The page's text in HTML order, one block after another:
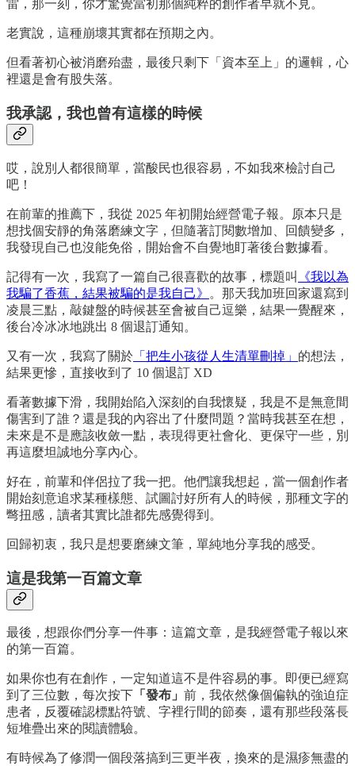
雷，那一刻，你才驚覺當初那個純粹的創作者早就不見。
老實說，這種崩壞其實都在預期之內。
但看著初心被消磨殆盡，最後只剩下「資本至上」的邏輯，心
裡還是會有股失落。
我承認，我也曾有這樣的時候
哎，說別人都很簡單，當酸民也很容易，不如我來檢討自己
吧！
在前輩的推薦下，我從 2025 年初開始經營電子報。原本只是
想找個安靜的角落磨練文字，但隨著訂閱數增加、回饋變多，
我發現自己也沒能免俗，開始會不自覺地盯著後台數據看。
記得有一次，我寫了一篇自己很喜歡的故事，標題叫
《我以為
我騙了香蕉，結果被騙的是我自己》
。那天我加班回家還寫到
凌晨三點，敲鍵盤的時候甚至會被自己逗樂，結果一覺醒來，
後台冷冰冰地跳出 8 個退訂通知。
又有一次，我寫了關於 「把生小孩從人生清單刪掉」 的想法，
結果更慘，直接收到了 10 個退訂 XD
看著數據下滑，我開始陷入深刻的自我懷疑，我是不是無意間
傷害到了誰？還是我的內容出了什麼問題？當時我甚至在想，
未來是不是應該收斂一點，表現得更社會化、更保守一些，別
再這麼坦誠地分享內心。
好在，前輩和伴侶拉了我一把。他們讓我想起，當一個創作者
開始刻意追求某種樣態、試圖討好所有人的時候，那種文字的
彆扭感，讀者其實比誰都先感覺得到。
回歸初衷，我只是想要磨練文筆，單純地分享我的感受。
這是我第一百篇文章
最後，想跟你們分享一件事：這篇文章，是我經營電子報以來
的第一百篇。
如果你也有在創作，一定知道這不是件容易的事。即便已經寫
到了三位數，每次按下 「發布」 前，我依然像個偏執的強迫症
患者，反覆確認標點符號、字裡行間的節奏，還有那些段落長
短堆疊出來的閱讀體驗。
有時候為了修潤一個段落搞到三更半夜，換來的是濕疹無盡的